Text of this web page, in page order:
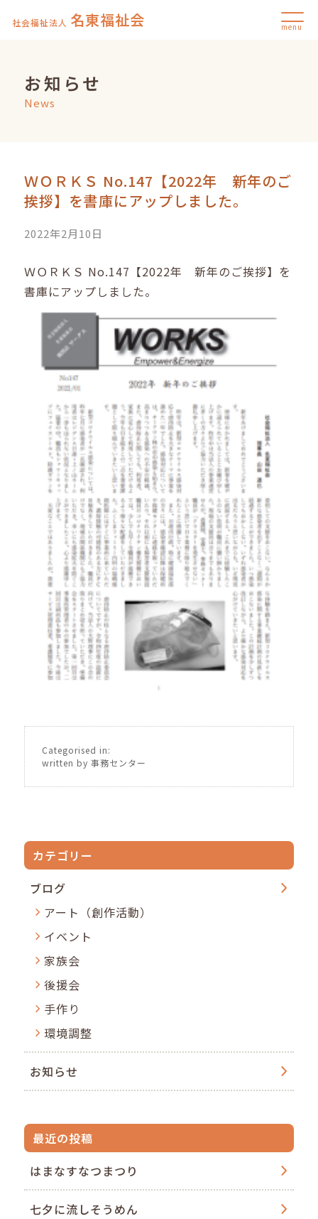
社会福祉法人 名東福祉会 menu
お知らせ
News
ＷＯＲＫＳ No.147【2022年 新年のご
挨拶】を書庫にアップしました。
2022年2月10日
ＷＯＲＫＳ No.147【2022年 新年のご挨拶】を
書庫にアップしました。
Categorised in:
written by 事務センター
カテゴリー
ブログ
アート（創作活動）
イベント
家族会
後援会
手作り
環境調整
お知らせ
最近の投稿
はまなすなつまつり
七夕に流しそうめん